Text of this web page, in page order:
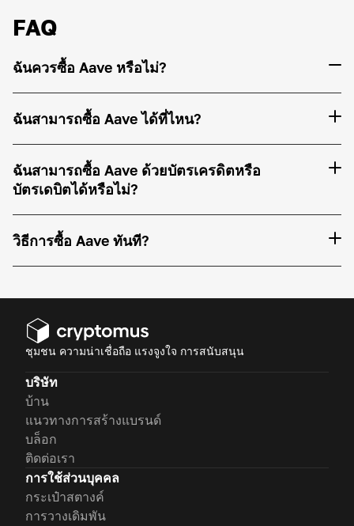
FAQ
ฉันควรซื้อ Aave หรือไม่?
ฉันสามารถซื้อ Aave ได้ที่ไหน?
ฉันสามารถซื้อ Aave ด้วยบัตรเครดิตหรือ
บัตรเดบิตได้หรือไม่?
วิธีการซื้อ Aave ทันที?
ชุมชน ความน่าเชื่อถือ แรงจูงใจ การสนับสนุน
บริษัท
บ้าน
แนวทางการสร้างแบรนด์
บล็อก
ติดต่อเรา
การใช้ส่วนบุคคล
กระเป๋าสตางค์
การวางเดิมพัน